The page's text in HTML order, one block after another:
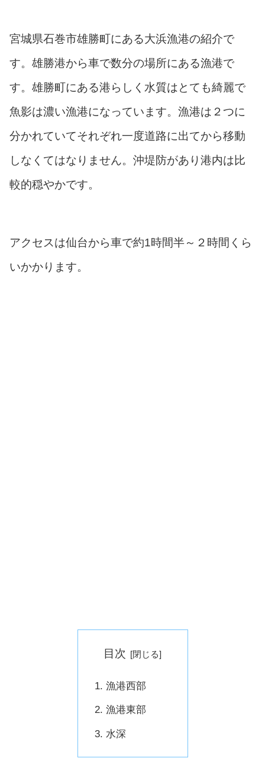
宮城県石巻市雄勝町にある大浜漁港の紹介で
す。雄勝港から車で数分の場所にある漁港で
す。雄勝町にある港らしく水質はとても綺麗で
魚影は濃い漁港になっています。漁港は２つに
分かれていてそれぞれ一度道路に出てから移動
しなくてはなりません。沖堤防があり港内は比
較的穏やかです。
アクセスは仙台から車で約1時間半～２時間くら
いかかります。
目次
漁港西部
漁港東部
水深